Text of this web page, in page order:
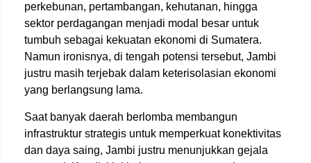
perkebunan, pertambangan, kehutanan, hingga
sektor perdagangan menjadi modal besar untuk
tumbuh sebagai kekuatan ekonomi di Sumatera.
Namun ironisnya, di tengah potensi tersebut, Jambi
justru masih terjebak dalam keterisolasian ekonomi
yang berlangsung lama.
Saat banyak daerah berlomba membangun
infrastruktur strategis untuk memperkuat konektivitas
dan daya saing, Jambi justru menunjukkan gejala